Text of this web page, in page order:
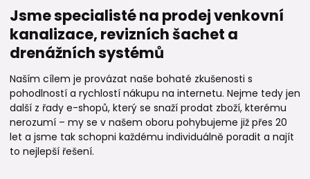
Jsme specialisté na prodej venkovní
kanalizace, revizních šachet a
drenážních systémů
Naším cílem je provázat naše bohaté zkušenosti s
pohodlností a rychlostí nákupu na internetu. Nejme tedy jen
další z řady e-shopů, který se snaží prodat zboží, kterému
nerozumí – my se v našem oboru pohybujeme již přes 20
let a jsme tak schopni každému individuálně poradit a najít
to nejlepší řešení.